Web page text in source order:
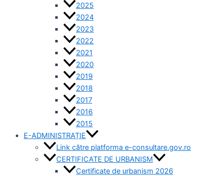
2025
2024
2023
2022
2021
2020
2019
2018
2017
2016
2015
E-ADMINISTRAȚIE
Link către platforma e-consultare.gov.ro
CERTIFICATE DE URBANISM
Certificate de urbanism 2026